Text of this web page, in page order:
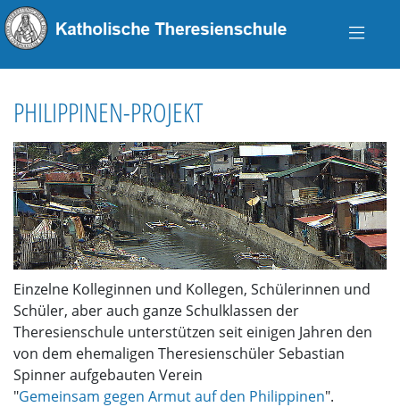
PHILIPPINEN-PROJEKT
Einzelne Kolleginnen und Kollegen, Schülerinnen und
Schüler, aber auch ganze Schulklassen der
Theresienschule unterstützen seit einigen Jahren den
von dem ehemaligen Theresienschüler Sebastian
Spinner aufgebauten Verein
"Gemeinsam gegen Armut auf den Philippinen".